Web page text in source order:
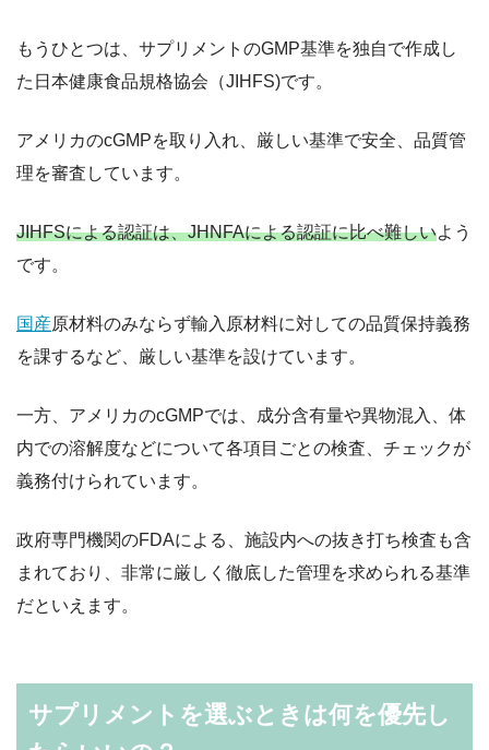
もうひとつは、サプリメントのGMP基準を独自で作成し
た日本健康食品規格協会（JIHFS)です。
アメリカのcGMPを取り入れ、厳しい基準で安全、品質管
理を審査しています。
JIHFSによる認証は、JHNFAによる認証に比べ難しいよう
です。
国産原材料のみならず輸入原材料に対しての品質保持義務
を課するなど、厳しい基準を設けています。
一方、アメリカのcGMPでは、成分含有量や異物混入、体
内での溶解度などについて各項目ごとの検査、チェックが
義務付けられています。
政府専門機関のFDAによる、施設内への抜き打ち検査も含
まれており、非常に厳しく徹底した管理を求められる基準
だといえます。
サプリメントを選ぶときは何を優先し